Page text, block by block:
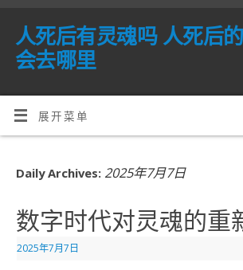
人死后有灵魂吗 人死后
会去哪里
展开菜单
Daily Archives: 2025年7月7日
数字时代对灵魂的重
2025年7月7日